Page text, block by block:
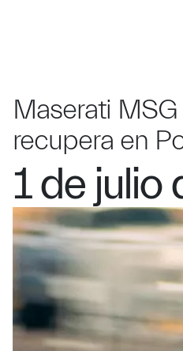
Maserati
recupera en
1 de julio